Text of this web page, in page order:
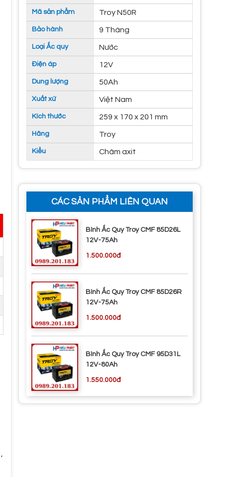
Mã sản phẩm Troy N50R
Bảo hành 9 Tháng
Loại Ắc quy Nước
Điện áp 12V
Dung lượng 50Ah
Xuất xứ Việt Nam
Kích thước 259 x 170 x 201 mm
Hãng Troy
Kiểu Châm axit
CÁC SẢN PHẨM LIÊN QUAN
Bình Ắc Quy Troy CMF 85D26L
12V-75Ah
1.500.000đ
Bình Ắc Quy Troy CMF 85D26R
12V-75Ah
1.500.000đ
Bình Ắc Quy Troy CMF 95D31L
12V-80Ah
1.550.000đ